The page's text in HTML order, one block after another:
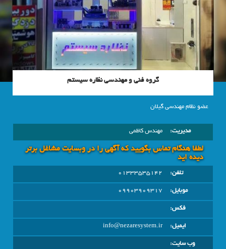
گروه فنی و مهندسی نظاره سیستم
عضو نظام مهندسی گیلان
مدیریت: مهندس کاظمی
لطفا هنگام تماس بگویید که آگهی را در وبسايت مشاغل برتر
دیده اید
تلفن:
01333535142
موبایل:
09903909317
فکس:
ایمیل:
info@nezaresystem.ir
وب سایت: